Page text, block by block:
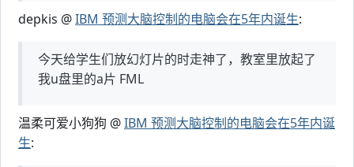
depkis @IBM 预测大脑控制的电脑会在5年内诞生:
今天给学生们放幻灯片的时走神了，教室里放起了
我u盘里的а片 FML
温柔可爱小狗狗 @IBM 预测大脑控制的电脑会在5年内诞
生: